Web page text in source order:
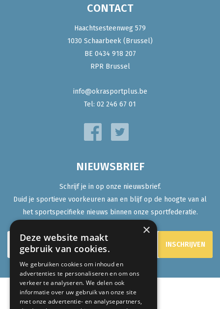
CONTACT
Haachtsesteenweg 579
1030 Schaarbeek (Brussel)
BE 0434 918 207
RPR Brussel
info@okrasportplus.be
Tel: 02 246 67 01
NIEUWSBRIEF
Schrijf je in op onze nieuwsbrief.
Duid je sportieve voorkeuren aan en blijf op de hoogte van al
het sportspecifieke nieuws binnen onze sportfederatie.
ONZE PARTNERS:
×
Deze website maakt
gebruik van cookies.
We gebruiken cookies om inhoud en
advertenties te personaliseren en om ons
verkeer te analyseren. We delen ook
informatie over uw gebruik van onze site
met onze advertentie- en analysepartners,